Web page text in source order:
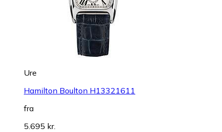
Ure
Hamilton Boulton H13321611
fra
5.695 kr.